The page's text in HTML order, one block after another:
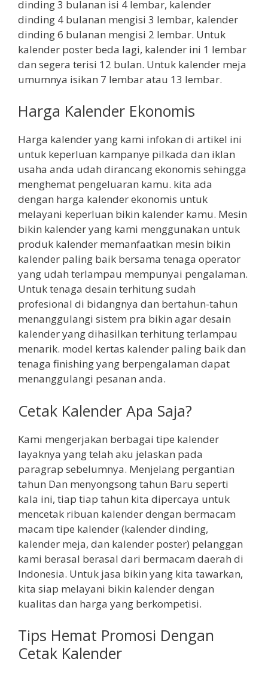
dinding 3 bulanan isi 4 lembar, kalender
dinding 4 bulanan mengisi 3 lembar, kalender
dinding 6 bulanan mengisi 2 lembar. Untuk
kalender poster beda lagi, kalender ini 1 lembar
dan segera terisi 12 bulan. Untuk kalender meja
umumnya isikan 7 lembar atau 13 lembar.
Harga Kalender Ekonomis
Harga kalender yang kami infokan di artikel ini
untuk keperluan kampanye pilkada dan iklan
usaha anda udah dirancang ekonomis sehingga
menghemat pengeluaran kamu. kita ada
dengan harga kalender ekonomis untuk
melayani keperluan bikin kalender kamu. Mesin
bikin kalender yang kami menggunakan untuk
produk kalender memanfaatkan mesin bikin
kalender paling baik bersama tenaga operator
yang udah terlampau mempunyai pengalaman.
Untuk tenaga desain terhitung sudah
profesional di bidangnya dan bertahun-tahun
menanggulangi sistem pra bikin agar desain
kalender yang dihasilkan terhitung terlampau
menarik. model kertas kalender paling baik dan
tenaga finishing yang berpengalaman dapat
menanggulangi pesanan anda.
Cetak Kalender Apa Saja?
Kami mengerjakan berbagai tipe kalender
layaknya yang telah aku jelaskan pada
paragrap sebelumnya. Menjelang pergantian
tahun Dan menyongsong tahun Baru seperti
kala ini, tiap tiap tahun kita dipercaya untuk
mencetak ribuan kalender dengan bermacam
macam tipe kalender (kalender dinding,
kalender meja, dan kalender poster) pelanggan
kami berasal berasal dari bermacam daerah di
Indonesia. Untuk jasa bikin yang kita tawarkan,
kita siap melayani bikin kalender dengan
kualitas dan harga yang berkompetisi.
Tips Hemat Promosi Dengan
Cetak Kalender